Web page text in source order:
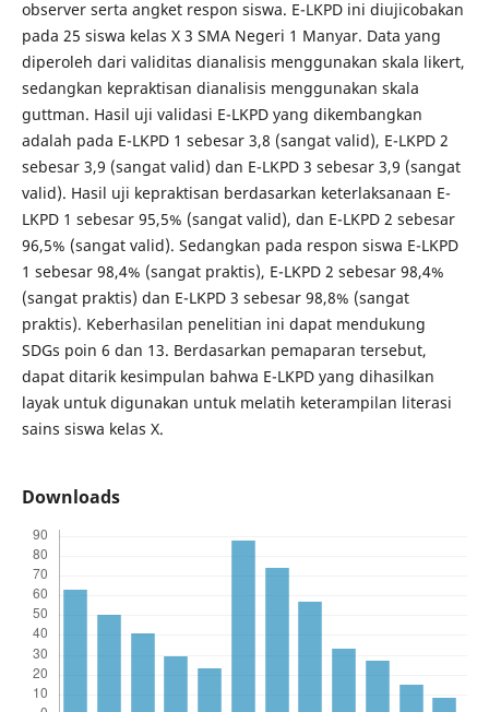
observer serta angket respon siswa. E-LKPD ini diujicobakan
pada 25 siswa kelas X 3 SMA Negeri 1 Manyar. Data yang
diperoleh dari validitas dianalisis menggunakan skala likert,
sedangkan kepraktisan dianalisis menggunakan skala
guttman. Hasil uji validasi E-LKPD yang dikembangkan
adalah pada E-LKPD 1 sebesar 3,8 (sangat valid), E-LKPD 2
sebesar 3,9 (sangat valid) dan E-LKPD 3 sebesar 3,9 (sangat
valid). Hasil uji kepraktisan berdasarkan keterlaksanaan E-
LKPD 1 sebesar 95,5% (sangat valid), dan E-LKPD 2 sebesar
96,5% (sangat valid). Sedangkan pada respon siswa E-LKPD
1 sebesar 98,4% (sangat praktis), E-LKPD 2 sebesar 98,4%
(sangat praktis) dan E-LKPD 3 sebesar 98,8% (sangat
praktis). Keberhasilan penelitian ini dapat mendukung
SDGs poin 6 dan 13. Berdasarkan pemaparan tersebut,
dapat ditarik kesimpulan bahwa E-LKPD yang dihasilkan
layak untuk digunakan untuk melatih keterampilan literasi
sains siswa kelas X.
Downloads